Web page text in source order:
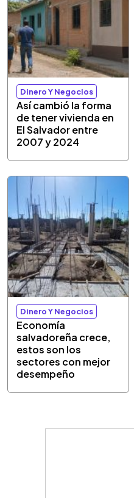
Dinero Y Negocios
Así cambió la forma
de tener vivienda en
El Salvador entre
2007 y 2024
Dinero Y Negocios
Economía
salvadoreña crece,
estos son los
sectores con mejor
desempeño